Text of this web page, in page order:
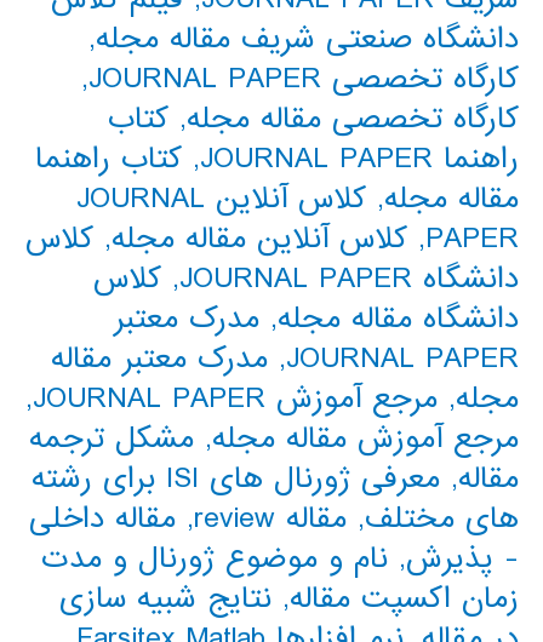
دانشگاه صنعتی شریف مقاله مجله,
کارگاه تخصصی JOURNAL PAPER
,
کارگاه تخصصی مقاله مجله, کتاب
راهنما JOURNAL PAPER
, کتاب راهنما
مقاله مجله,
کلاس آنلاین JOURNAL
PAPER
, کلاس آنلاین مقاله مجله, کلاس
دانشگاه JOURNAL PAPER
, کلاس
دانشگاه مقاله مجله, مدرک معتبر
JOURNAL PAPER
, مدرک معتبر مقاله
مجله, مرجع آموزش JOURNAL PAPER
,
مرجع آموزش مقاله مجله, مشکل ترجمه
مقاله,
معرفی ژورنال های ISI برای رشته
های مختلف, مقاله review , مقاله داخلی
- پذیرش, نام و موضوع ژورنال و مدت
زمان اکسپت مقاله, نتایج شبیه سازی